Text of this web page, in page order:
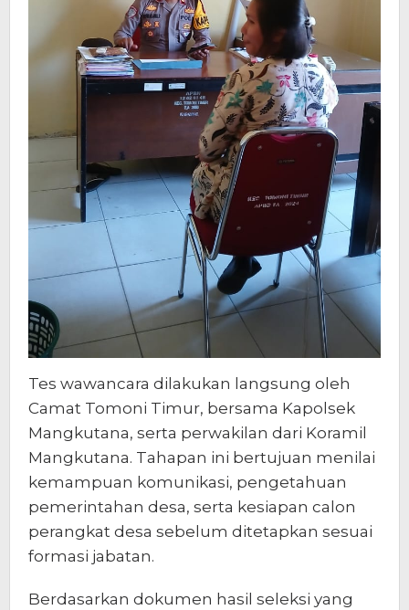
Tes wawancara dilakukan langsung oleh
Camat Tomoni Timur, bersama Kapolsek
Mangkutana, serta perwakilan dari Koramil
Mangkutana. Tahapan ini bertujuan menilai
kemampuan komunikasi, pengetahuan
pemerintahan desa, serta kesiapan calon
perangkat desa sebelum ditetapkan sesuai
formasi jabatan.
Berdasarkan dokumen hasil seleksi yang